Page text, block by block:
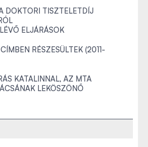
DOKTORI TISZTELETDÍJ
ELJÁRÁSOK
RÉSZESÜLTEK (2011-
KATALINNAL, AZ MTA
LEKÖSZÖNŐ